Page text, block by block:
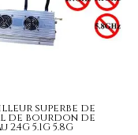
superbe de
de bourdon de
2.4G 5.1G 5.8G